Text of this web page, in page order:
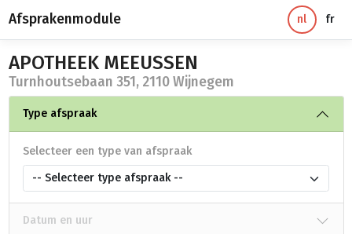
Afsprakenmodule nl fr
APOTHEEK MEEUSSEN
Turnhoutsebaan 351, 2110 Wijnegem
Type afspraak
Selecteer een type van afspraak
-- Selecteer type afspraak --
Datum en uur